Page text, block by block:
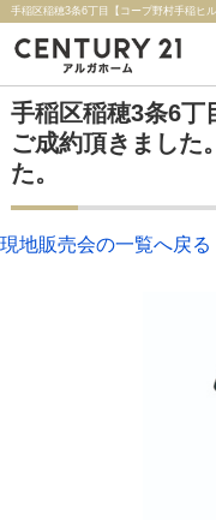
手稲区稲穂3条6丁
ご成約頂きました
た。
現地販売会の一覧へ戻る